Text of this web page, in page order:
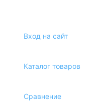
Вход на сайт
Каталог товаров
Сравнение